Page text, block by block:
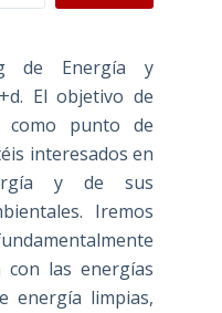
de Energía y
El objetivo de
como punto de
interesados en
y de sus
Iremos
con las energías
energía limpias,